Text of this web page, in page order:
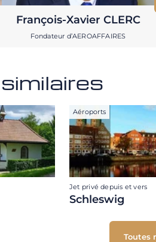
François-Xavier CLERC
Fondateur d’AEROAFFAIRES
Aéroports
Jet privé depuis et vers
Schleswig
Toutes